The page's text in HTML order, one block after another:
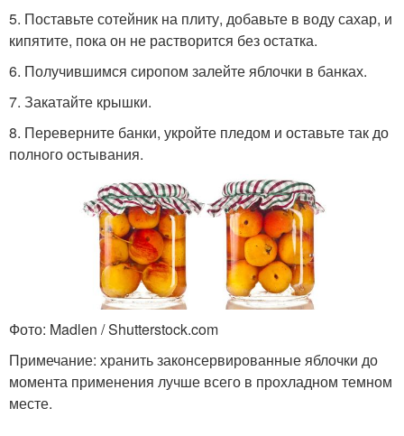
5. Поставьте сотейник на плиту, добавьте в воду сахар, и
кипятите, пока он не растворится без остатка.
6. Получившимся сиропом залейте яблочки в банках.
7. Закатайте крышки.
8. Переверните банки, укройте пледом и оставьте так до
полного остывания.
Фото: Madlen / Shutterstock.com
Примечание: хранить законсервированные яблочки до
момента применения лучше всего в прохладном темном
месте.